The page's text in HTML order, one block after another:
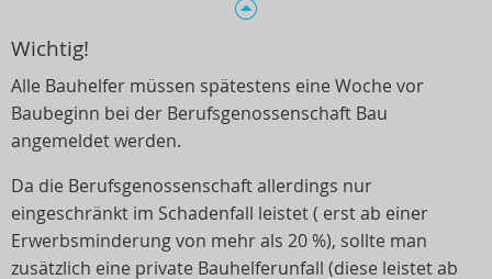
Wichtig!
Alle Bauhelfer müssen spätestens eine Woche vor
Baubeginn bei der Berufsgenossenschaft Bau
angemeldet werden.
Da die Berufsgenossenschaft allerdings nur
eingeschränkt im Schadenfall leistet ( erst ab einer
Erwerbsminderung von mehr als 20 %), sollte man
zusätzlich eine private Bauhelferunfall (diese leistet ab